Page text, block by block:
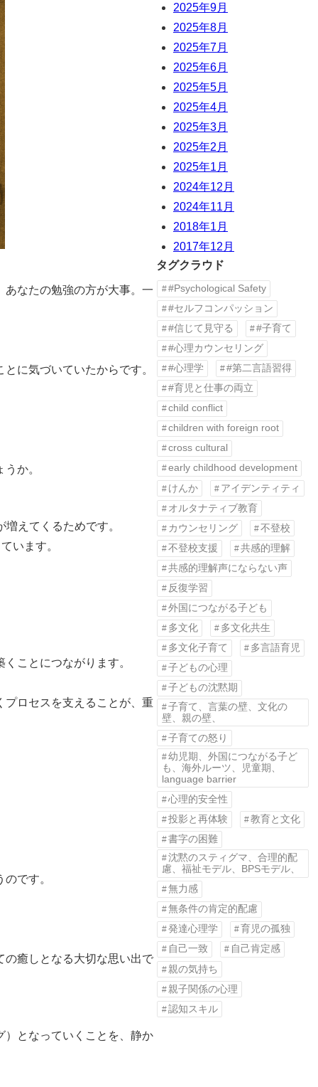
なたの勉強の方が大事。一
に気づいていたからです。
か。
えてくるためです。
います。
ことにつながります。
プロセスを支えることが、重
です。
の癒しとなる大切な思い出で
）となっていくことを、静か
2025年9月
2025年8月
2025年7月
2025年6月
2025年5月
2025年4月
2025年3月
2025年2月
2025年1月
2024年12月
2024年11月
2018年1月
2017年12月
タグクラウド
#Psychological Safety
#セルフコンパッション
#信じて見守る
#子育て
#心理カウンセリング
#心理学
#第二言語習得
#育児と仕事の両立
child conflict
children with foreign root
cross cultural
early childhood development
けんか
アイデンティティ
オルタナティブ教育
カウンセリング
不登校
不登校支援
共感的理解
共感的理解声にならない声
反復学習
外国につながる子ども
多文化
多文化共生
多文化子育て
多言語育児
子どもの心理
子どもの沈黙期
子育て、言葉の壁、文化の
壁、親の壁、
子育ての怒り
幼児期、外国につながる子ど
も、海外ルーツ、児童期、
language barrier
心理的安全性
投影と再体験
教育と文化
書字の困難
沈黙のスティグマ、合理的配
慮、福祉モデル、BPSモデル、
無力感
無条件の肯定的配慮
発達心理学
育児の孤独
自己一致
自己肯定感
親の気持ち
親子関係の心理
認知スキル